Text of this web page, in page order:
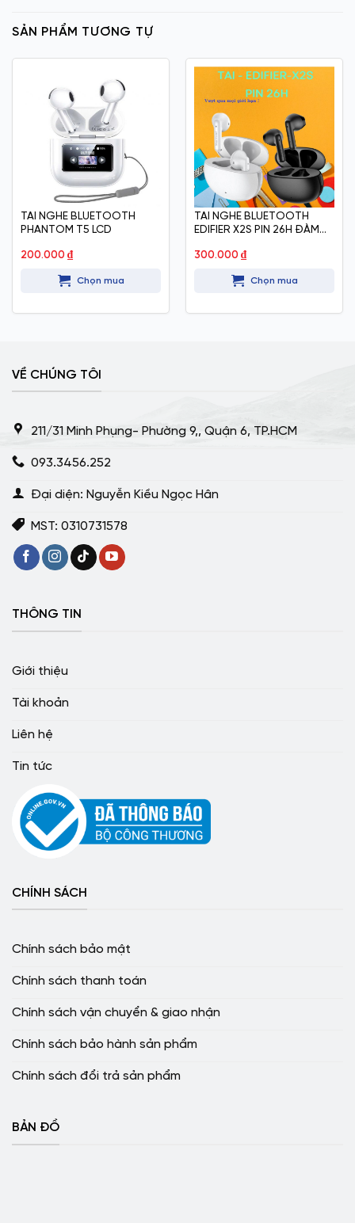
SẢN PHẨM TƯƠNG TỰ
TAI NGHE BLUETOOTH
PHANTOM T5 LCD
200.000 ₫
Chọn mua
TAI NGHE BLUETOOTH
EDIFIER X2S PIN 26H ĐÀM
300.000 ₫
Chọn mua
VỀ CHÚNG TÔI
211/31 Minh Phụng- Phường 9,, Quận 6, TP.HCM
093.3456.252
Đại diện: Nguyễn Kiều Ngọc Hân
MST: 0310731578
THÔNG TIN
Giới thiệu
Tài khoản
Liên hệ
Tin tức
CHÍNH SÁCH
Chính sách bảo mật
Chính sách thanh toán
Chính sách vận chuyển & giao nhận
Chính sách bảo hành sản phẩm
Chính sách đổi trả sản phẩm
BẢN ĐỒ